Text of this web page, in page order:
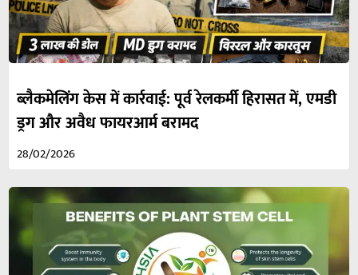
ब्लैकमेलिंग केस में कार्रवाई: पूर्व रेलकर्मी हिरासत में, एमडी
ड्रग और अवैध फायरआर्म बरामद
28/02/2026